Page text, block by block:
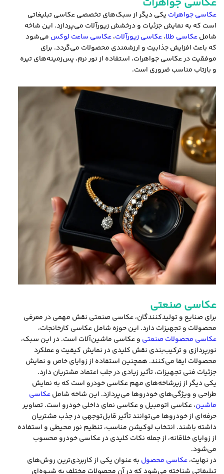
عکاسی جواهرات
عکاسی جواهرات یکی دیگر از سبک‌های تخصصی عکاسی تبلیغاتی
است که به نمایش جزئیات و درخشش زیورآلات می‌پردازد. این شاخه
شاملعکاسی طلا،عکاسی زیورآلات،عکاسی ساعت لوکس می‌شود
که باعث افزایش جذابیت و ارزشمندی محصولات می‌گردد. برای
موفقیت در عکاسی جواهرات، استفاده از نور نرم، پس‌زمینه‌های تیره
و بازتاب مناسب ضروری است.
عکاسی صنعتی
برای صنایع و تولیدکنندگان، عکاسی صنعتی نقش مهمی در معرفی
محصولات و تجهیزات دارد. این حوزه شامل عکاسی کارخانجات،
عکاسی محصولات صنعتی و عکاسی ماشین‌آلات است. در این سبک،
نورپردازی و ترکیب‌بندی نقش کلیدی در نمایش کیفیت و عملکرد
محصولات ایفا می‌کنند. همچنین استفاده از زوایای خاص و نمایش
جزئیات فنی تجهیزات، تأثیر زیادی در جلب اعتماد مشتریان دارد.
یکی دیگر از زیرشاخه‌های مهم عکاسی خودرو است که به نمایش
طراحی و ویژگی‌های خودروها می‌پردازد. این شاخه شاملعکاسی
ماشین، عکاسی اتومبیل و عکاسی نمای داخلی خودرو است. تصاویر
حرفه‌ای از خودروها می‌توانند تأثیر قابل‌توجهی در جذب مشتریان
داشته باشند. انتخاب لوکیشن مناسب، تنظیم نور محیطی و استفاده
از زوایای خلاقانه، از جمله نکات کلیدی در عکاسی خودرو محسوب
می‌شود.
در نهایت،عکاسی محصول به عنوان یکی از کاربردی‌ترین روش‌های
تبلیغاتی شناخته می‌شود که در آن محصولات مختلف به شیوه‌ای